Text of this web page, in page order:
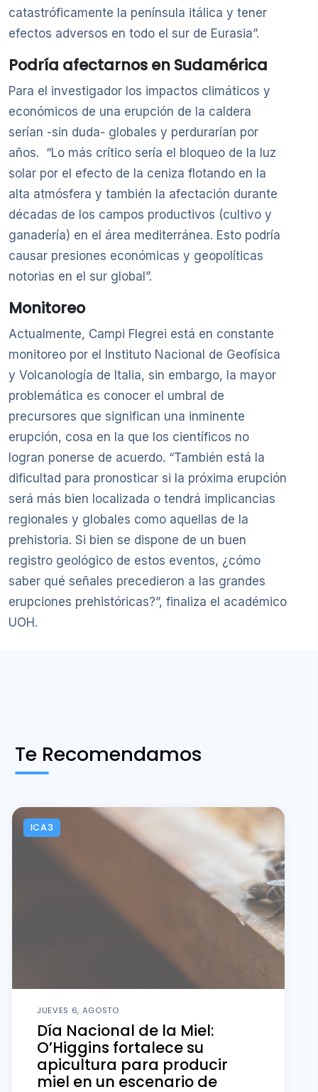
catastróficamente la península itálica y tener
efectos adversos en todo el sur de Eurasia”.
Podría afectarnos en Sudamérica
Para el investigador los impactos climáticos y
económicos de una erupción de la caldera
serían -sin duda- globales y perdurarían por
años. “Lo más crítico sería el bloqueo de la luz
solar por el efecto de la ceniza flotando en la
alta atmósfera y también la afectación durante
décadas de los campos productivos (cultivo y
ganadería) en el área mediterránea. Esto podría
causar presiones económicas y geopolíticas
notorias en el sur global”.
Monitoreo
Actualmente, Campi Flegrei está en constante
monitoreo por el Instituto Nacional de Geofísica
y Volcanología de Italia, sin embargo, la mayor
problemática es conocer el umbral de
precursores que significan una inminente
erupción, cosa en la que los científicos no
logran ponerse de acuerdo. “También está la
dificultad para pronosticar si la próxima erupción
será más bien localizada o tendrá implicancias
regionales y globales como aquellas de la
prehistoria. Si bien se dispone de un buen
registro geológico de estos eventos, ¿cómo
saber qué señales precedieron a las grandes
erupciones prehistóricas?”, finaliza el académico
UOH.
Te Recomendamos
ICA3
JUEVES 6, AGOSTO
Día Nacional de la Miel:
O’Higgins fortalece su
apicultura para producir
miel en un escenario de